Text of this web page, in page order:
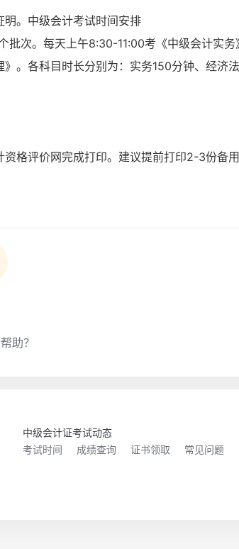
。中级会计考试时间安排
次。每天上午8:30-11:00考《中级会计实务
。各科目时长分别为：实务150分钟、经济
格评价网完成打印。建议提前打印2-3份备
助？
中级会计证考试动态
考试时间
成绩查询 证书领取 常见问题